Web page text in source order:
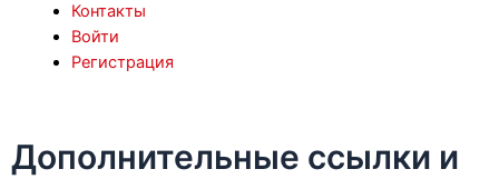
Контакты
Войти
Регистрация
Дополнительные ссылки и